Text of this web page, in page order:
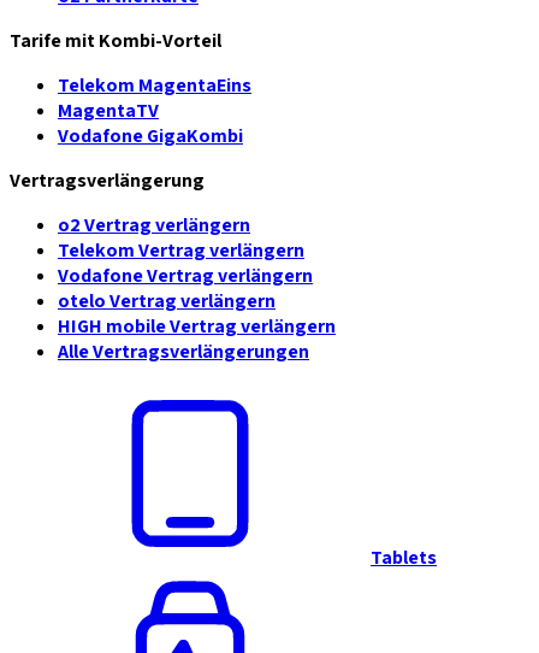
Tarife mit Kombi-Vorteil
Telekom MagentaEins
MagentaTV
Vodafone GigaKombi
Vertragsverlängerung
o2 Vertrag verlängern
Telekom Vertrag verlängern
Vodafone Vertrag verlängern
otelo Vertrag verlängern
HIGH mobile Vertrag verlängern
Alle Vertragsverlängerungen
Tablets